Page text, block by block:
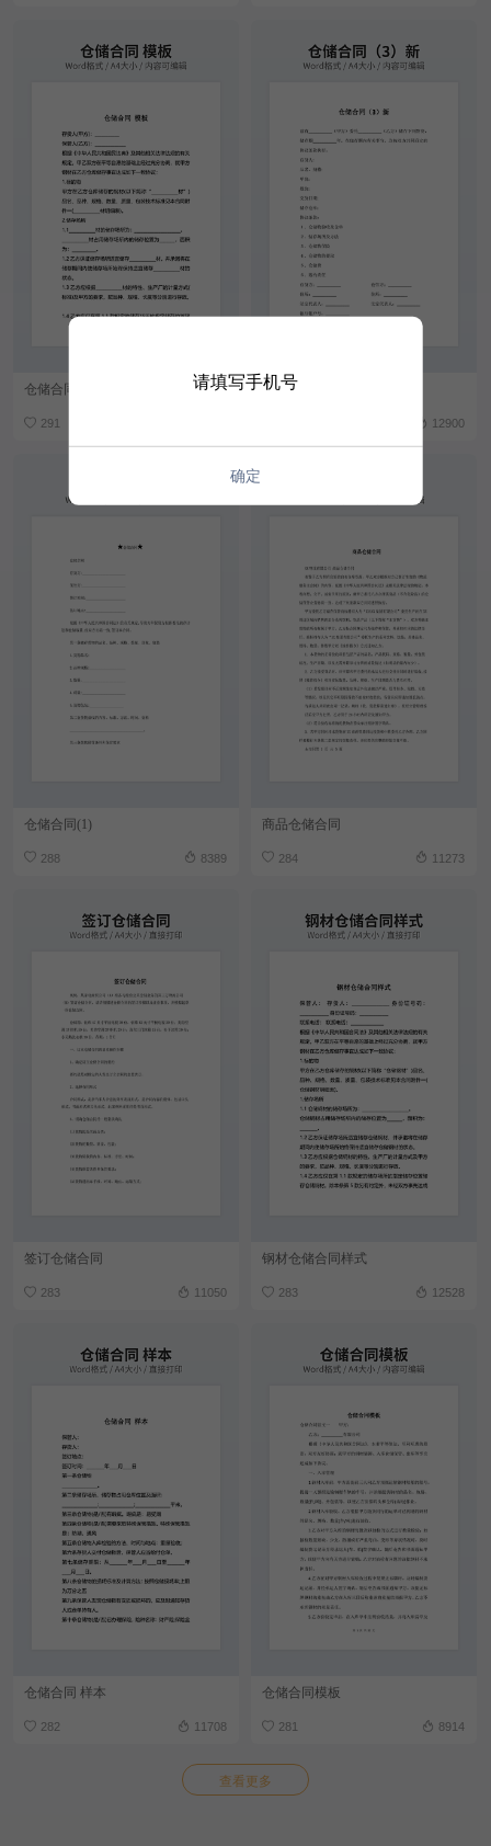
仓储合同 模板
291
仓储合同（3）新
12900
仓储合同(1)
288 8389
商品仓储合同
284 11273
签订仓储合同
283 11050
钢材仓储合同样式
283 12528
仓储合同 样本
282 11708
仓储合同模板
281 8914
查看更多
请填写手机号
确定